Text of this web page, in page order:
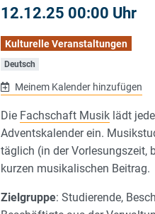
12.12.25 00:00 Uhr
Kulturelle Veranstaltungen
Deutsch
Meinem Kalender hinzufügen
Die Fachschaft Musik lädt
Adventskalender ein.
täglich (in der Vorlesungszeit,
kurzen musikalischen Beitrag.
Zielgruppe: Studierende,